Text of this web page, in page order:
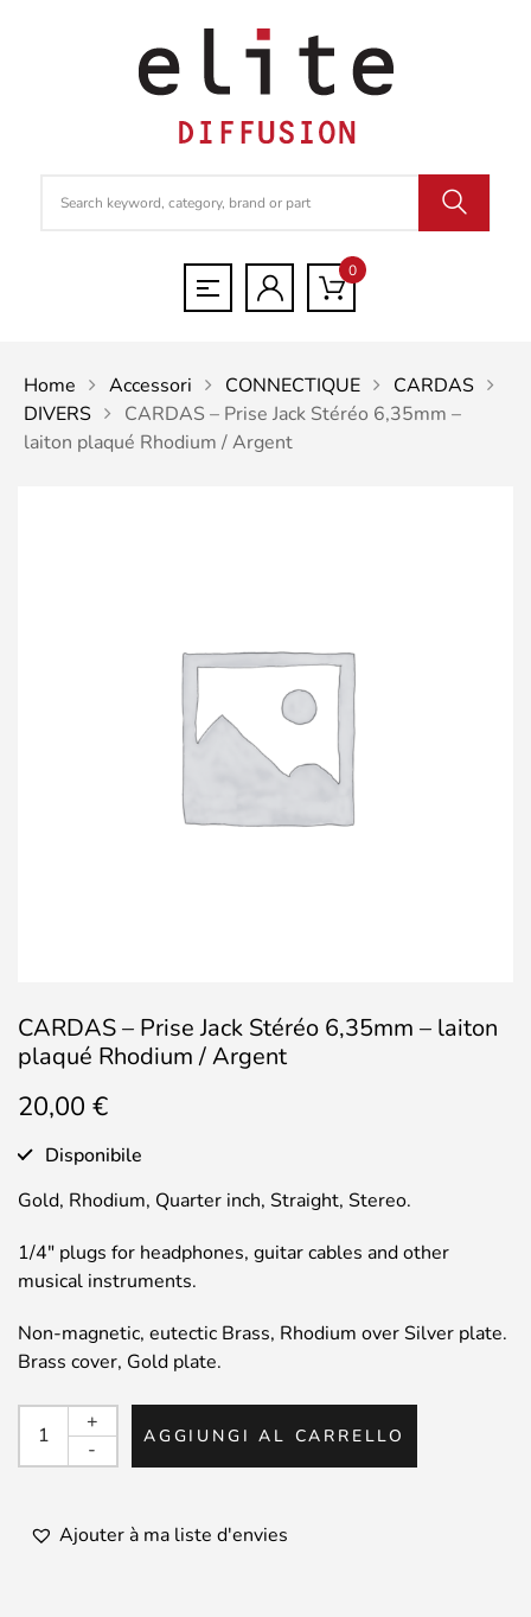
0
Home Accessori CONNECTIQUE
CARDAS
DIVERS
CARDAS – Prise Jack Stéréo 6,35mm –
laiton plaqué Rhodium / Argent
CARDAS – Prise Jack Stéréo 6,35mm – laiton
plaqué Rhodium / Argent
20,00 €
Disponibile
Gold, Rhodium, Quarter inch, Straight, Stereo.
1/4″ plugs for headphones, guitar cables and other
musical instruments.
Non-magnetic, eutectic Brass, Rhodium over Silver plate.
Brass cover, Gold plate.
CARDAS
Stéréo
-
+
AGGIUNGI AL CARRELLO
Ajouter à ma liste d'envies